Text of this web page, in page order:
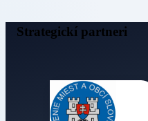
Strategickí partneri